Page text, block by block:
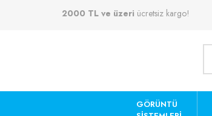
2000 TL ve üzeri ücretsiz kargo!
GÖRÜNTÜ